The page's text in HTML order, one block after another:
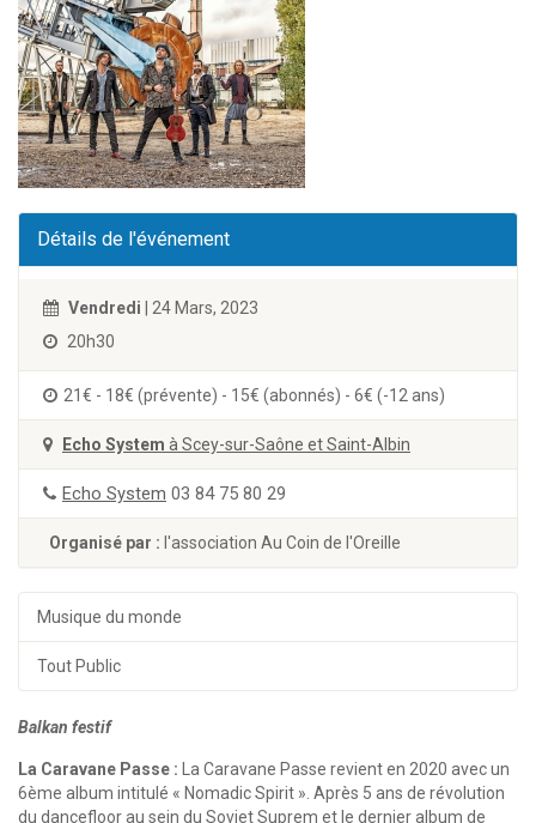
Détails de l'événement
Vendredi | 24 Mars, 2023
20h30
21€ - 18€ (prévente) - 15€ (abonnés) - 6€ (-12 ans)
Echo System à Scey-sur-Saône et Saint-Albin
Echo System 03 84 75 80 29
Organisé par : l'association Au Coin de l'Oreille
Musique du monde
Tout Public
Balkan festif
La Caravane Passe : La Caravane Passe revient en 2020 avec un
6ème album intitulé « Nomadic Spirit ». Après 5 ans de révolution
du dancefloor au sein du Soviet Suprem et le dernier album de